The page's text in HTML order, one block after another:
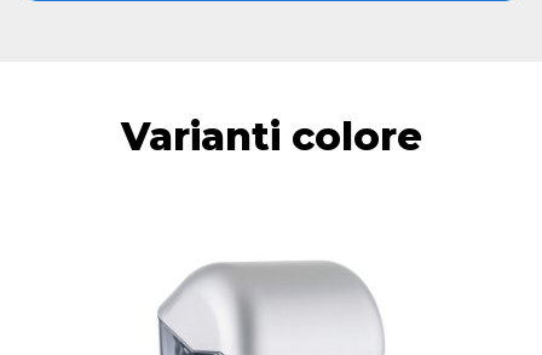
Varianti colore